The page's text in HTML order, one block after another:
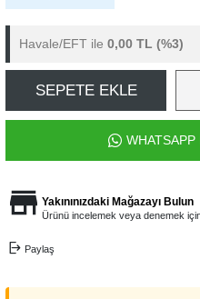
Havale/EFT ile 0,00 TL (%3)
SEPETE EKLE
WHATSAPP
Yakınınızdaki Mağazayı Bulun
Ürünü incelemek veya denemek
Paylaş